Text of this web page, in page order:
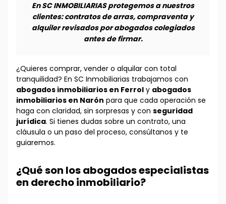
En SC INMOBILIARIAS protegemos a nuestros
clientes: contratos de arras, compraventa y
alquiler revisados por abogados colegiados
antes de firmar.
¿Quieres comprar, vender o alquilar con total
tranquilidad? En SC Inmobiliarias trabajamos con
abogados inmobiliarios en Ferrol y abogados
inmobiliarios en Narón para que cada operación se
haga con claridad, sin sorpresas y con seguridad
jurídica. Si tienes dudas sobre un contrato, una
cláusula o un paso del proceso, consúltanos y te
guiaremos.
¿Qué son los abogados especialistas
en derecho inmobiliario?